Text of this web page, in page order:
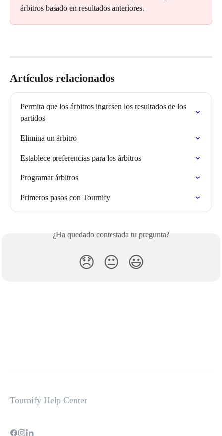
árbitros basado en resultados anteriores.
Artículos relacionados
Permita que los árbitros ingresen los resultados de los
partidos
Elimina un árbitro
Establece preferencias para los árbitros
Programar árbitros
Primeros pasos con Tournify
¿Ha quedado contestada tu pregunta?
😞 😐 😃
Tournify Help Center